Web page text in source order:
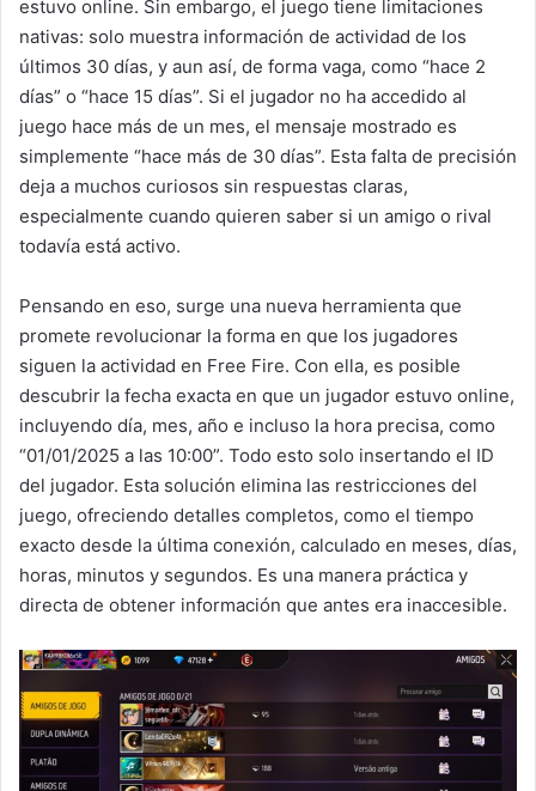
estuvo online. Sin embargo, el juego tiene limitaciones
nativas: solo muestra información de actividad de los
últimos 30 días, y aun así, de forma vaga, como “hace 2
días” o “hace 15 días”. Si el jugador no ha accedido al
juego hace más de un mes, el mensaje mostrado es
simplemente “hace más de 30 días”. Esta falta de precisión
deja a muchos curiosos sin respuestas claras,
especialmente cuando quieren saber si un amigo o rival
todavía está activo.
Pensando en eso, surge una nueva herramienta que
promete revolucionar la forma en que los jugadores
siguen la actividad en Free Fire. Con ella, es posible
descubrir la fecha exacta en que un jugador estuvo online,
incluyendo día, mes, año e incluso la hora precisa, como
“01/01/2025 a las 10:00”. Todo esto solo insertando el ID
del jugador. Esta solución elimina las restricciones del
juego, ofreciendo detalles completos, como el tiempo
exacto desde la última conexión, calculado en meses, días,
horas, minutos y segundos. Es una manera práctica y
directa de obtener información que antes era inaccesible.